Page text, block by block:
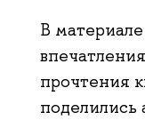
В
прочтения
поделились